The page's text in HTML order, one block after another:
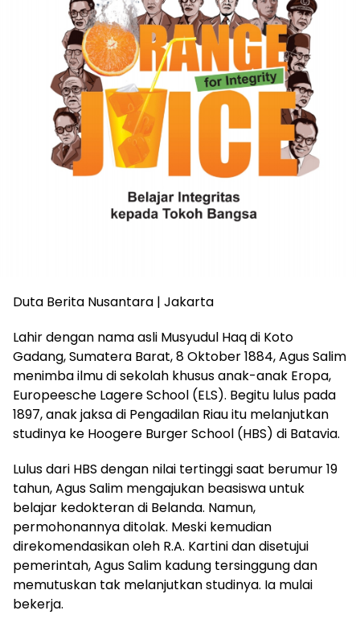
Duta Berita Nusantara | Jakarta
Lahir dengan nama asli Musyudul Haq di Koto
Gadang, Sumatera Barat, 8 Oktober 1884, Agus Salim
menimba ilmu di sekolah khusus anak-anak Eropa,
Europeesche Lagere School (ELS). Begitu lulus pada
1897, anak jaksa di Pengadilan Riau itu melanjutkan
studinya ke Hoogere Burger School (HBS) di Batavia.
Lulus dari HBS dengan nilai tertinggi saat berumur 19
tahun, Agus Salim mengajukan beasiswa untuk
belajar kedokteran di Belanda. Namun,
permohonannya ditolak. Meski kemudian
direkomendasikan oleh R.A. Kartini dan disetujui
pemerintah, Agus Salim kadung tersinggung dan
memutuskan tak melanjutkan studinya. Ia mulai
bekerja.